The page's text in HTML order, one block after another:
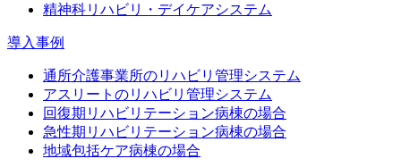
精神科リハビリ・デイケアシステム
導入事例
通所介護事業所のリハビリ管理システム
アスリートのリハビリ管理システム
回復期リハビリテーション病棟の場合
急性期リハビリテーション病棟の場合
地域包括ケア病棟の場合